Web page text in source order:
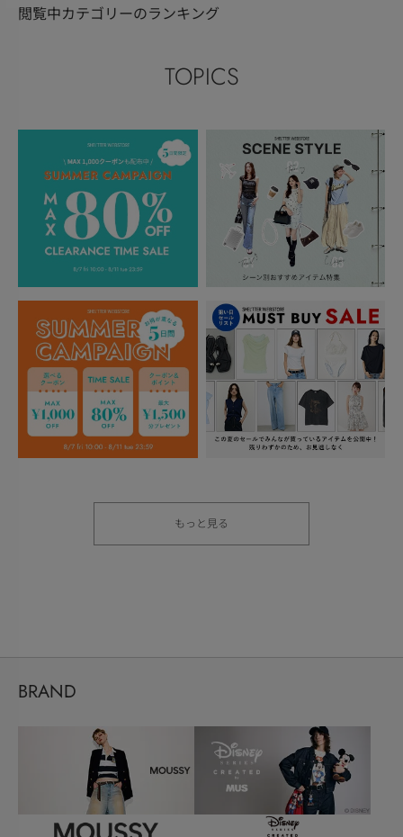
閲覧中カテゴリーのランキング
TOPICS
もっと見る
BRAND